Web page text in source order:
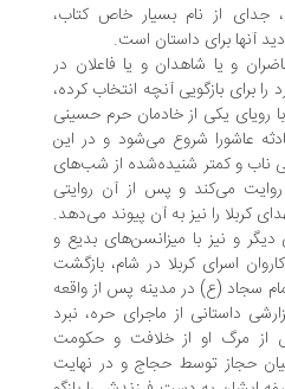
از نام بسیار خاص کتاب،
برای داستان است.
شاهدان و یا فاعلان در
بازگویی آنچه انتخاب کرده،
یکی از خادمان حرم حسینی
شروع می‌شود و در این
و کمتر شنیده‌شده از شب‌های
می‌کند و پس از آن روایتی
را نیز به آن پیوند می‌دهد.
نیز با میزانسن‌های بدیع و
کربلا در شام، بازگشت
(ع) در مدینه پس از واقعه
از ماجرای حره، نبرد
او از خلافت و حکومت
توسط حجاج و در نهایت